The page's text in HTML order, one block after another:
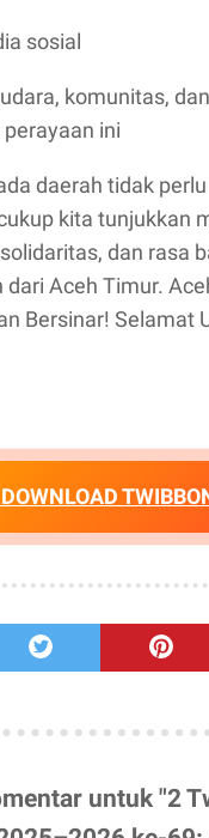
sosial
komunitas,
ini
daerah tidak
kita tunjukkan
dan rasa
dari Aceh Timur.
Bersinar! Selamat
untuk "2